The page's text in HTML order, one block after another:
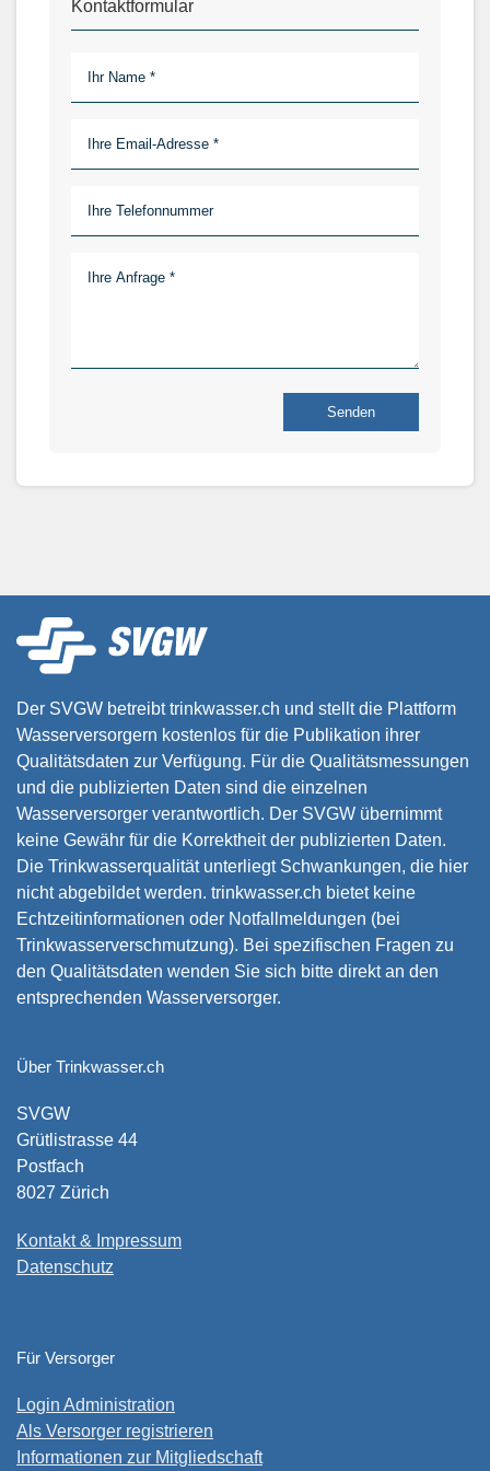
Kontaktformular
Senden
Der SVGW betreibt trinkwasser.ch und stellt die Plattform
Wasserversorgern kostenlos für die Publikation ihrer
Qualitätsdaten zur Verfügung. Für die Qualitätsmessungen
und die publizierten Daten sind die einzelnen
Wasserversorger verantwortlich. Der SVGW übernimmt
keine Gewähr für die Korrektheit der publizierten Daten.
Die Trinkwasserqualität unterliegt Schwankungen, die hier
nicht abgebildet werden. trinkwasser.ch bietet keine
Echtzeitinformationen oder Notfallmeldungen (bei
Trinkwasserverschmutzung). Bei spezifischen Fragen zu
den Qualitätsdaten wenden Sie sich bitte direkt an den
entsprechenden Wasserversorger.
Über Trinkwasser.ch
SVGW
Grütlistrasse 44
Postfach
8027 Zürich
Kontakt & Impressum
Datenschutz
Für Versorger
Login Administration
Als Versorger registrieren
Informationen zur Mitgliedschaft